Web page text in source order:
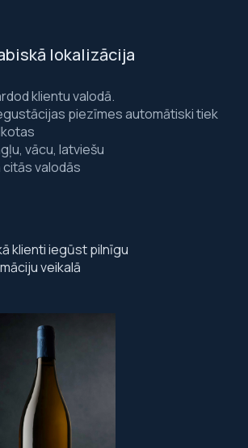
lokalizācija
klientu valodā.
piezīmes automātiski tiek
vācu, latviešu
citās valodās
klienti iegūst pilnīgu
veikalā